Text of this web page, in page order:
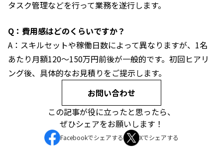
タスク管理などを行って業務を遂行します。
Q：費用感はどのくらいですか？
A：スキルセットや稼働日数によって異なりますが、1名
あたり月額120〜150万円前後が一般的です。初回ヒアリ
ング後、具体的なお見積りをご提示します。
お問い合わせ
この記事が役に立ったと思ったら、
ぜひシェアをお願いします！
Facebookでシェアする Xでシェアする